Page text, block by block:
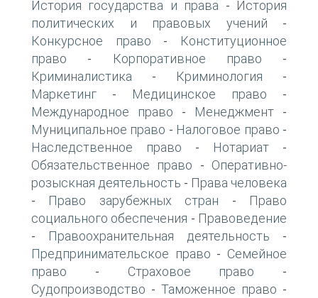
История государства и права -
История
политических и правовых учений -
Конкурсное право -
Конституционное
право - Корпоративное право -
Криминалистика - Криминология -
Маркетинг - Медицинское право -
Международное право - Менеджмент -
Муниципальное право - Налоговое право -
Наследственное право - Нотариат -
Обязательственное право - Оперативно-
розыскная деятельность - Права человека
- Право зарубежных стран -
Право
социального обеспечения - Правоведение
- Правоохранительная деятельность -
Предпринимательское право - Семейное
право - Страховое право -
Судопроизводство - Таможенное право -